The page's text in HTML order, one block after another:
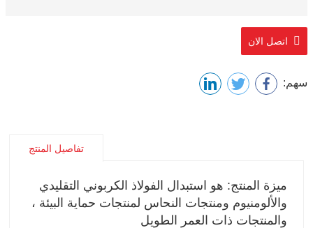
اتصل الان
سهم:
تفاصيل المنتج
ميزة المنتج: هو استبدال الفولاذ الكربوني التقليدي
والألومنيوم ومنتجات النحاس لمنتجات حماية البيئة ،
والمنتجات ذات العمر الطويل